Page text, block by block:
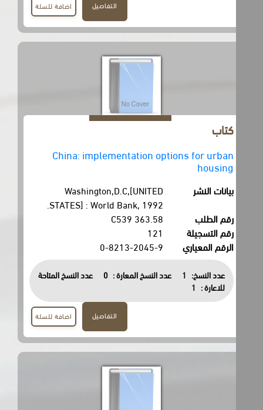
اضافة للسلة
China: implementation options for urban
housing
بيانات النشر
Washington,D.C,[UNITED
STATES] : World Bank, 1992.
رقم الطلب
363.58 C539
رقم التسجيلة
121
الرقم المعياري
0-8213-2045-9
عدد النسخ: 1 عدد النسخ المعارة : 0
عدد النسخ المتاحة
للاعارة :
1
اضافة للسلة